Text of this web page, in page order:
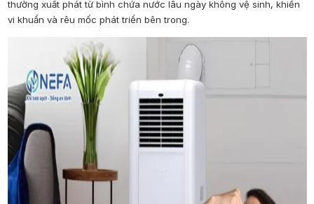
thường xuất phát từ bình chứa nước lâu ngày không vệ sinh, khiến
vi khuẩn và rêu mốc phát triển bên trong.